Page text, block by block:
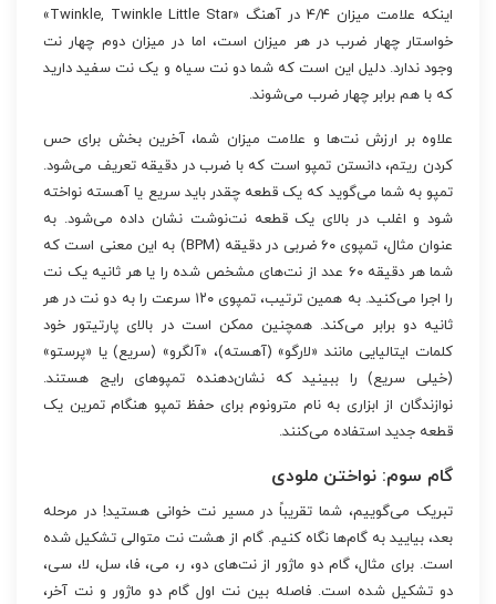
اینکه علامت میزان ۴/۴ در آهنگ «Twinkle, Twinkle Little Star»
خواستار چهار ضرب در هر میزان است، اما در میزان دوم چهار نت
وجود ندارد. دلیل این است که شما دو نت سیاه و یک نت سفید دارید
که با هم برابر چهار ضرب می‌شوند.
علاوه بر ارزش نت‌ها و علامت میزان شما، آخرین بخش برای حس
کردن ریتم، دانستن تمپو است که با ضرب در دقیقه تعریف می‌شود.
تمپو به شما می‌گوید که یک قطعه چقدر باید سریع یا آهسته نواخته
شود و اغلب در بالای یک قطعه نت‌نوشت نشان داده می‌شود. به
عنوان مثال، تمپوی ۶۰ ضربی در دقیقه (BPM) به این معنی است که
شما هر دقیقه ۶۰ عدد از نت‌های مشخص شده را یا هر ثانیه یک نت
را اجرا می‌کنید. به همین ترتیب، تمپوی ۱۲۰ سرعت را به دو نت در هر
ثانیه دو برابر می‌کند. همچنین ممکن است در بالای پارتیتور خود
کلمات ایتالیایی مانند «لارگو» (آهسته)، «آلگرو» (سریع) یا «پرستو»
(خیلی سریع) را ببینید که نشان‌دهنده تمپوهای رایج هستند.
نوازندگان از ابزاری به نام مترونوم برای حفظ تمپو هنگام تمرین یک
قطعه جدید استفاده می‌کنند.
گام سوم: نواختن ملودی
تبریک می‌گوییم، شما تقریباً در مسیر نت خوانی هستید! در مرحله
بعد، بیایید به گام‌ها نگاه کنیم. گام از هشت نت متوالی تشکیل شده
است. برای مثال، گام دو ماژور از نت‌های دو، ر، می، فا، سل، لا، سی،
دو تشکیل شده است. فاصله بین نت اول گام دو ماژور و نت آخر،